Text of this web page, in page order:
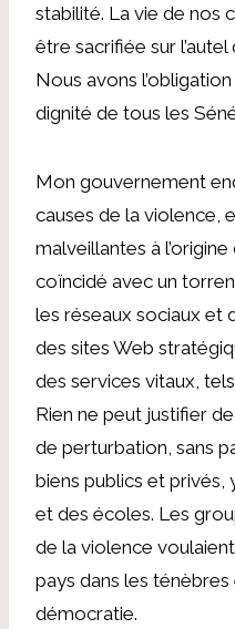
stabilité. La vie de nos
être sacrifiée sur
Nous avons
dignité de tous les
Mon gouvernement
causes de la violence,
malveillantes à
coïncidé avec un
les réseaux sociaux et
des sites Web
des services vitaux, tels
Rien ne peut justifier
de perturbation, sans
biens publics et privés,
et des écoles. Les
de la violence
pays dans les
démocratie.